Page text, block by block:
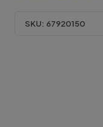
SKU: 67920150